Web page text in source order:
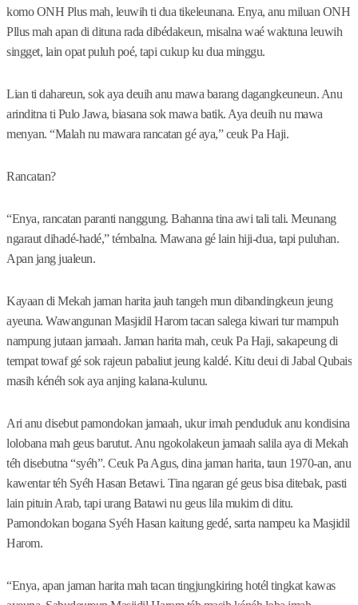
komo ONH Plus mah, leuwih ti dua tikeleunana. Enya, anu miluan ONH
Pllus mah apan di dituna rada dibédakeun, misalna waé waktuna leuwih
singget, lain opat puluh poé, tapi cukup ku dua minggu.
Lian ti dahareun, sok aya deuih anu mawa barang dagangkeuneun. Anu
arinditna ti Pulo Jawa, biasana sok mawa batik. Aya deuih nu mawa
menyan. “Malah nu mawara rancatan gé aya,” ceuk Pa Haji.
Rancatan?
“Enya, rancatan paranti nanggung. Bahanna tina awi tali tali. Meunang
ngaraut dihadé-hadé,” témbalna. Mawana gé lain hiji-dua, tapi puluhan.
Apan jang jualeun.
Kayaan di Mekah jaman harita jauh tangeh mun dibandingkeun jeung
ayeuna. Wawangunan Masjidil Harom tacan salega kiwari tur mampuh
nampung jutaan jamaah. Jaman harita mah, ceuk Pa Haji, sakapeung di
tempat towaf gé sok rajeun pabaliut jeung kaldé. Kitu deui di Jabal Qubais
masih kénéh sok aya anjing kalana-kulunu.
Ari anu disebut pamondokan jamaah, ukur imah penduduk anu kondisina
lolobana mah geus barutut. Anu ngokolakeun jamaah salila aya di Mekah
téh disebutna “syéh”. Ceuk Pa Agus, dina jaman harita, taun 1970-an, anu
kawentar téh Syéh Hasan Betawi. Tina ngaran gé geus bisa ditebak, pasti
lain pituin Arab, tapi urang Batawi nu geus lila mukim di ditu.
Pamondokan bogana Syéh Hasan kaitung gedé, sarta nampeu ka Masjidil
Harom.
“Enya, apan jaman harita mah tacan tingjungkiring hotél tingkat kawas